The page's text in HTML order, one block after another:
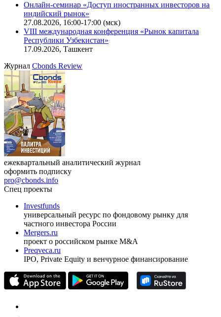
Онлайн-семинар «Новый стандарт инвестиций в
офисную недвижимость»
11.08.2026, 16:30-18:00 (мск)
Онлайн-семинар «Доступ иностранных инвесторов на
индийский рынок»
VIII международная конференция «Рынок капитала
Республики Узбекистан»
17.09.2026, Ташкент
ЖурналCbonds Review
ежеквартальный аналитический журнал
оформить подписку
pro@cbonds.info
Спец проекты
Investfunds
универсальный ресурс по фондовому рынку для
частного инвестора России
проект о российском рынке M&A
Preqveca.ru